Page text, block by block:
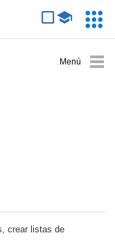
crear listas de